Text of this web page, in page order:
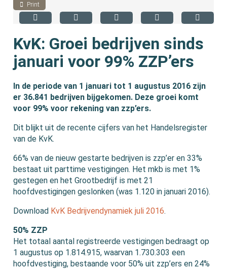
Print
KvK: Groei bedrijven sinds
januari voor 99% ZZP’ers
In de periode van 1 januari tot 1 augustus 2016 zijn
er 36.841 bedrijven bijgekomen. Deze groei komt
voor 99% voor rekening van zzp’ers.
Dit blijkt uit de recente cijfers van het Handelsregister
van de KvK.
66% van de nieuw gestarte bedrijven is zzp’er en 33%
bestaat uit parttime vestigingen. Het mkb is met 1%
gestegen en het Grootbedrijf is met 21
hoofdvestigingen geslonken (was 1.120 in januari 2016).
Download KvK Bedrijvendynamiek juli 2016.
50% ZZP
Het totaal aantal registreerde vestigingen bedraagt op
1 augustus op 1.814.915, waarvan 1.730.303 een
hoofdvestiging, bestaande voor 50% uit zzp’ers en 24%